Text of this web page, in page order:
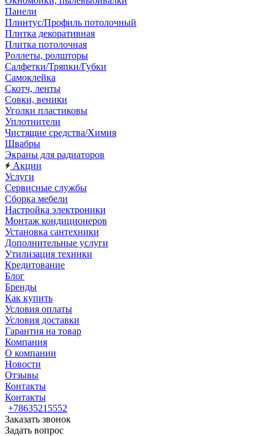
Панели
Плинтус/Профиль потолочный
Плитка декоративная
Плитка потолочная
Роллеты, ролшторы
Салфетки/Тряпки/Губки
Самоклейка
Скотч, ленты
Совки, веники
Уголки пластиковы
Уплотнители
Чистящие средства/Химия
Швабры
Экраны для радиаторов
Акции
Услуги
Сервисные службы
Сборка мебели
Настройка электроники
Монтаж кондиционеров
Установка сантехники
Дополнительные услуги
Утилизация техники
Кредитование
Блог
Бренды
Как купить
Условия оплаты
Условия доставки
Гарантия на товар
Компания
О компании
Новости
Отзывы
Контакты
Контакты
+78635215552
Заказать звонок
Задать вопрос